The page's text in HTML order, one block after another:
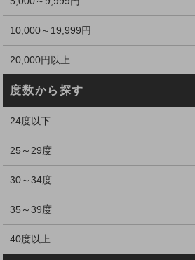
10,000～19,999円
20,000円以上
度数から探す
24度以下
25～29度
30～34度
35～39度
40度以上